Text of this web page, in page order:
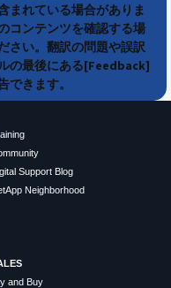
まれている場合がありま
コンテンツを確認する場
さい。翻訳の問題や誤訳
の最後にある[Feedback]
できます。
Support Blog
Neighborhood
and Buy